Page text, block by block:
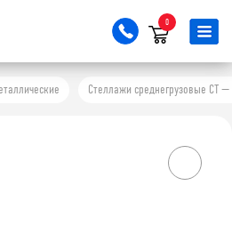
0
Стеллажи среднегрузовые СТ